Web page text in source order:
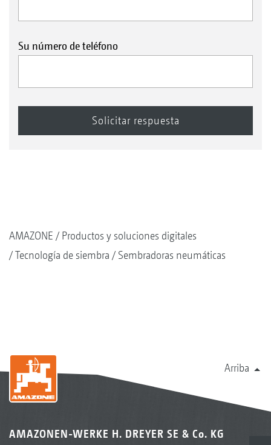
Su número de teléfono
AMAZONE
Productos y soluciones digitales
Tecnología de siembra
Sembradoras neumáticas
Arriba
AMAZONEN-WERKE H. DREYER SE & Co. KG